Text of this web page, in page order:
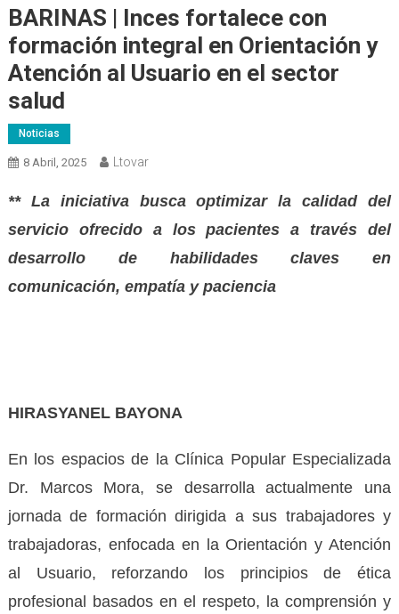
BARINAS | Inces fortalece con
formación integral en Orientación y
Atención al Usuario en el sector
salud
Noticias
8 Abril, 2025 Ltovar
** La iniciativa busca optimizar la calidad del
servicio ofrecido a los pacientes a través del
desarrollo de habilidades claves en
comunicación, empatía y paciencia
HIRASYANEL BAYONA
En los espacios de la Clínica Popular Especializada
Dr. Marcos Mora, se desarrolla actualmente una
jornada de formación dirigida a sus trabajadores y
trabajadoras, enfocada en la Orientación y Atención
al Usuario, reforzando los principios de ética
profesional basados en el respeto, la comprensión y